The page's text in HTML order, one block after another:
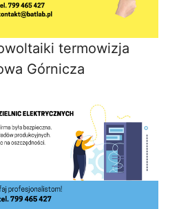
termowizja
Górnicza